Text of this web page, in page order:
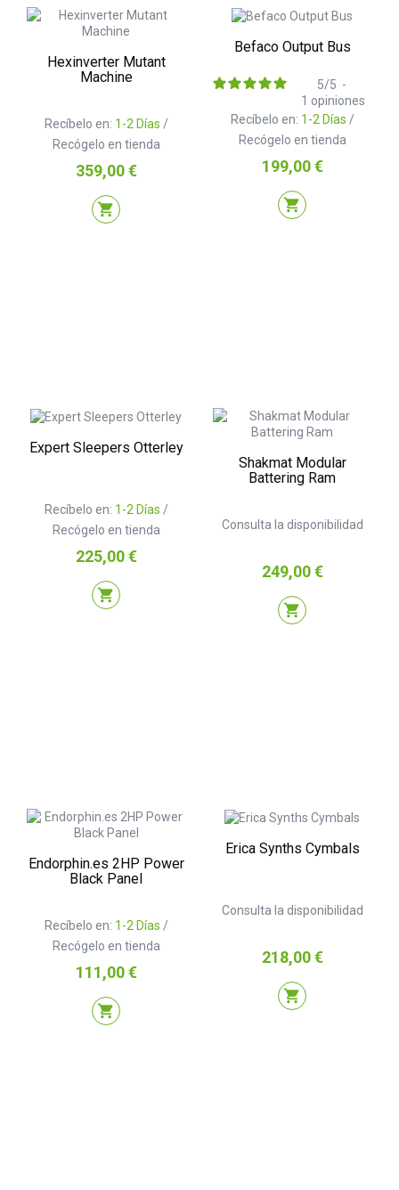
Hexinverter Mutant
Machine
Recíbelo en: 1-2 Días /
Recógelo en tienda
Precio
359,00 €
shopping_cart
Befaco Output Bus
Recíbelo en: 1-2 Días /
Recógelo en tienda
5/5 -
1 opiniones
Precio
199,00 €
shopping_cart
Expert Sleepers Otterley
Recíbelo en: 1-2 Días /
Recógelo en tienda
Precio
225,00 €
shopping_cart
Shakmat Modular
Battering Ram
Consulta la disponibilidad
Precio
249,00 €
shopping_cart
Endorphin.es 2HP Power
Black Panel
Recíbelo en: 1-2 Días /
Recógelo en tienda
Precio
111,00 €
shopping_cart
Erica Synths Cymbals
Consulta la disponibilidad
Precio
218,00 €
shopping_cart